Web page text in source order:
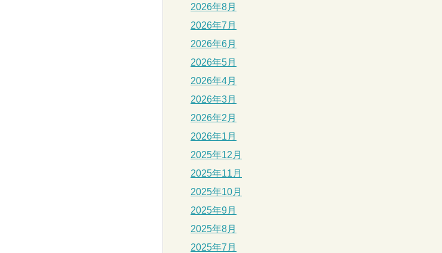
2026年8月
2026年7月
2026年6月
2026年5月
2026年4月
2026年3月
2026年2月
2026年1月
2025年12月
2025年11月
2025年10月
2025年9月
2025年8月
2025年7月